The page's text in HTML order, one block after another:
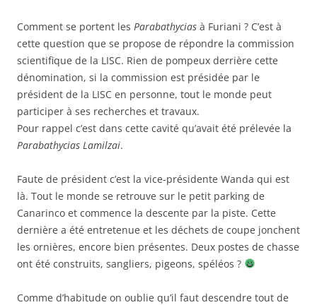
Comment se portent les Parabathycias à Furiani ? C’est à
cette question que se propose de répondre la commission
scientifique de la LISC. Rien de pompeux derrière cette
dénomination, si la commission est présidée par le
président de la LISC en personne, tout le monde peut
participer à ses recherches et travaux.
Pour rappel c’est dans cette cavité qu’avait été prélevée la
Parabathycias Lamilzai.
Faute de président c’est la vice-présidente Wanda qui est
là. Tout le monde se retrouve sur le petit parking de
Canarinco et commence la descente par la piste. Cette
dernière a été entretenue et les déchets de coupe jonchent
les ornières, encore bien présentes. Deux postes de chasse
ont été construits, sangliers, pigeons, spéléos ?
Comme d’habitude on oublie qu’il faut descendre tout de